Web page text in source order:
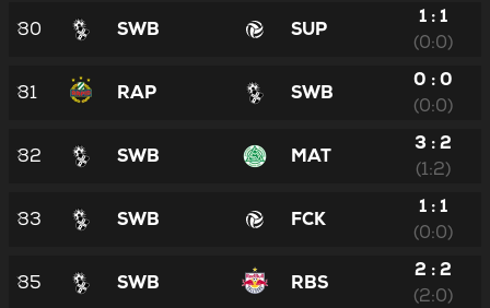
30 SWB SUP
1 : 1
(0:0)
31 RAP SWB
0 : 0
(0:0)
32 SWB MAT
3 : 2
(1:2)
33 SWB FCK
1 : 1
(0:0)
35 SWB RBS
2 : 2
(2:0)